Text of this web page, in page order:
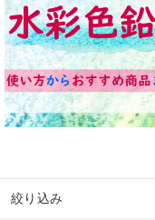
絞り込み